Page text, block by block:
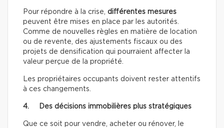
Pour répondre à la crise, différentes mesures
peuvent être mises en place par les autorités.
Comme de nouvelles règles en matière de location
ou de revente, des ajustements fiscaux ou des
projets de densification qui pourraient affecter la
valeur perçue de la propriété.
Les propriétaires occupants doivent rester attentifs
à ces changements.
4. Des décisions immobilières plus stratégiques
Que ce soit pour vendre, acheter ou rénover, le